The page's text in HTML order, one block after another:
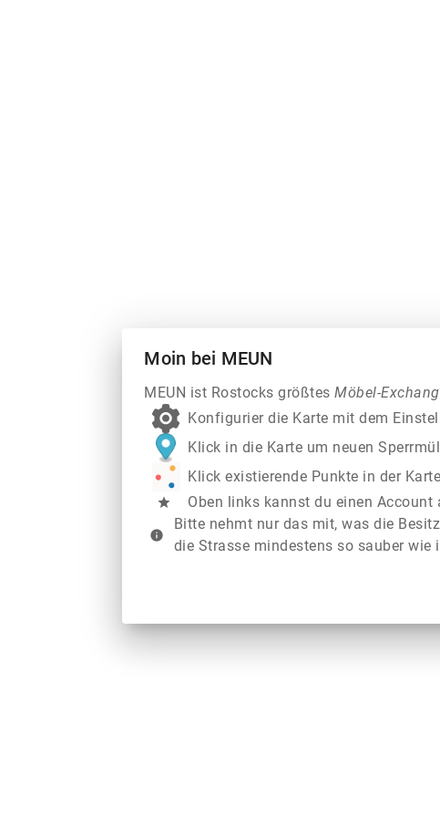
Moin bei MEUN
MEUN ist Rostocks größtesMöbel-
Konfigurier die Karte mit dem
Klick in die Karte um neuen
Klick existierende Punkte in der
star Oben links kannst du einen Account
info
Bitte nehmt nur das mit, was die
die Strasse mindestens so sauber wie